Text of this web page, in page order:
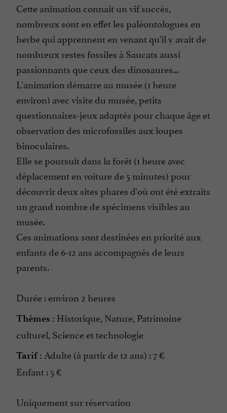
Cette animation connait un vif succès,
nombreux sont en effet les paléontologues en
herbe qui apprennent en venant qu'il y avait de
nombreux restes fossiles à Saucats aussi
passionnants que ceux des dinosaures...
L'animation démarre au musée (1 heure
environ) avec visite du musée, petits
questionnaires-jeux adaptés pour chaque âge et
observation des microfossiles aux loupes
binoculaires.
Elle se poursuit dans la forêt (1 heure avec
déplacement en voiture de 5 minutes) pour
découvrir deux sites phares d'où ont été extraits
un grand nombre de spécimens visibles au
musée.
Ces animations sont destinées en priorité aux
enfants de 6-12 ans accompagnés de leurs
parents.
Durée : environ 2 heures
Thèmes : Historique, Nature, Patrimoine
culturel, Science et technologie
Tarif : Adulte (à partir de 12 ans) : 7 €
Enfant : 5 €
Uniquement sur réservation